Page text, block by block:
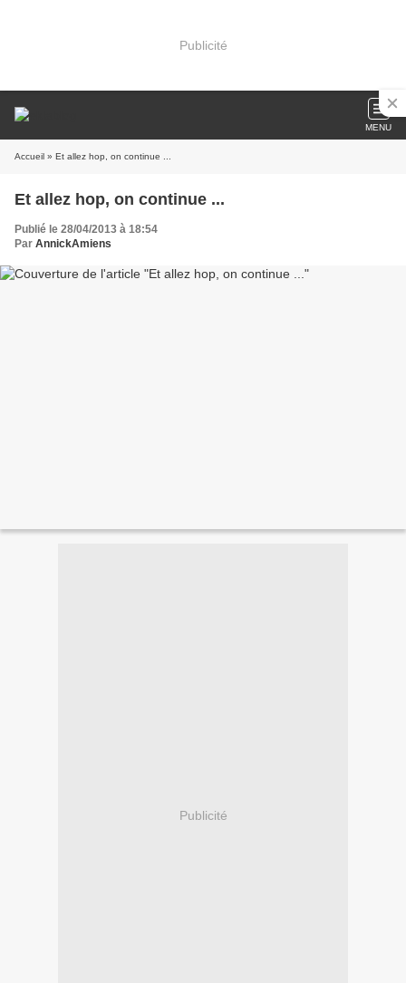
Publicité
MENU
Accueil » Et allez hop, on continue ...
Et allez hop, on continue ...
Publié le 28/04/2013 à 18:54
Par AnnickAmiens
Publicité